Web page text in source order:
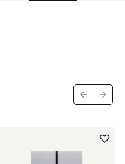
Previous
Next